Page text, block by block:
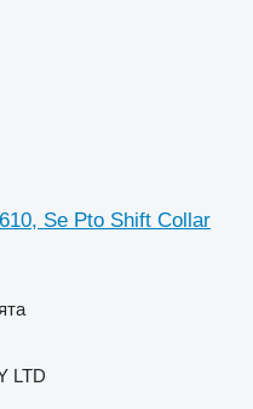
Se Pto Shift Collar
LTD